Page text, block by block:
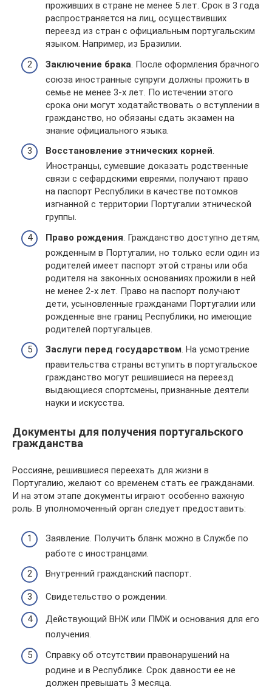
проживших в стране не менее 5 лет. Срок в 3 года
распространяется на лиц, осуществивших
переезд из стран с официальным португальским
языком. Например, из Бразилии.
Заключение брака . После оформления брачного
союза иностранные супруги должны прожить в
семье не менее 3-х лет. По истечении этого
срока они могут ходатайствовать о вступлении в
гражданство, но обязаны сдать экзамен на
знание официального языка.
Восстановление этнических корней.
Иностранцы, сумевшие доказать родственные
связи с сефардскими евреями, получают право
на паспорт Республики в качестве потомков
изгнанной с территории Португалии этнической
группы.
Право рождения . Гражданство доступно детям,
рожденным в Португалии, но только если один из
родителей имеет паспорт этой страны или оба
родителя на законных основаниях прожили в ней
не менее 2-х лет. Право на паспорт получают
дети, усыновленные гражданами Португалии или
рожденные вне границ Республики, но имеющие
родителей португальцев.
Заслуги перед государством. На усмотрение
правительства страны вступить в португальское
гражданство могут решившиеся на переезд
выдающиеся спортсмены, признанные деятели
науки и искусства.
Документы для получения португальского
гражданства
Россияне, решившиеся переехать для жизни в
Португалию, желают со временем стать ее гражданами.
И на этом этапе документы играют особенно важную
роль. В уполномоченный орган следует предоставить:
Заявление. Получить бланк можно в Службе по
работе с иностранцами.
Внутренний гражданский паспорт.
Свидетельство о рождении.
Действующий ВНЖ или ПМЖ и основания для его
получения.
Справку об отсутствии правонарушений на
родине и в Республике. Срок давности ее не
должен превышать 3 месяца.